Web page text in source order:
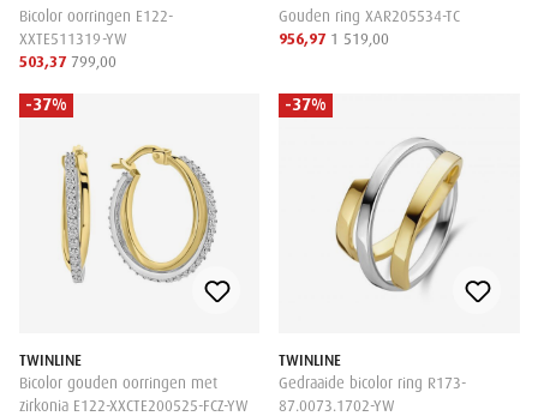
Bicolor oorringen E122-
XXTE511319-YW
503,37 799,00
Gouden ring XAR205534-TC
956,97 1 519,00
-37%
TWINLINE
Bicolor gouden oorringen met
zirkonia E122-XXCTE200525-FCZ-YW
-37%
TWINLINE
Gedraaide bicolor ring R173-
87.0073.1702-YW